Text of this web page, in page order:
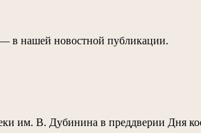
в нашей новостной публикации.
им. В. Дубинина в преддверии Дня